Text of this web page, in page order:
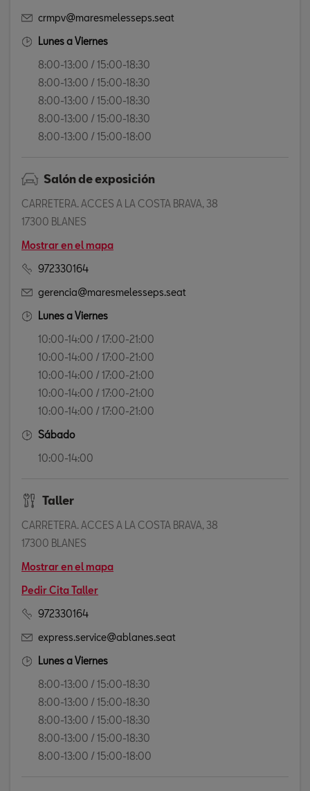
crmpv@maresmelesseps.seat
Lunes a Viernes
8:00-13:00 / 15:00-18:30
8:00-13:00 / 15:00-18:30
8:00-13:00 / 15:00-18:30
8:00-13:00 / 15:00-18:30
8:00-13:00 / 15:00-18:00
Salón de exposición
CARRETERA. ACCES A LA COSTA BRAVA, 38
17300 BLANES
Mostrar en el mapa
972330164
gerencia@maresmelesseps.seat
Lunes a Viernes
10:00-14:00 / 17:00-21:00
10:00-14:00 / 17:00-21:00
10:00-14:00 / 17:00-21:00
10:00-14:00 / 17:00-21:00
10:00-14:00 / 17:00-21:00
Sábado
10:00-14:00
Taller
CARRETERA. ACCES A LA COSTA BRAVA, 38
17300 BLANES
Mostrar en el mapa
Pedir Cita Taller
972330164
express.service@ablanes.seat
Lunes a Viernes
8:00-13:00 / 15:00-18:30
8:00-13:00 / 15:00-18:30
8:00-13:00 / 15:00-18:30
8:00-13:00 / 15:00-18:30
8:00-13:00 / 15:00-18:00